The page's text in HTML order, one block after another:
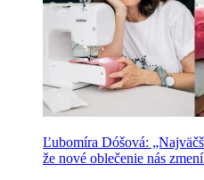
Ľubomíra Dóšová:
že nové oblečenie nás